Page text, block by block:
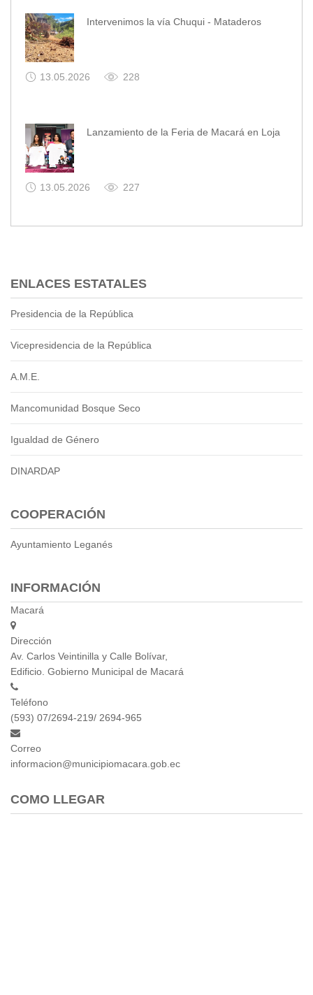
Intervenimos la vía Chuqui - Mataderos
13.05.2026 228
Lanzamiento de la Feria de Macará en Loja
13.05.2026 227
ENLACES ESTATALES
Presidencia de la República
Vicepresidencia de la República
A.M.E.
Mancomunidad Bosque Seco
Igualdad de Género
DINARDAP
COOPERACIÓN
Ayuntamiento Leganés
INFORMACIÓN
Macará
Dirección
Av. Carlos Veintinilla y Calle Bolívar,
Edificio. Gobierno Municipal de Macará
Teléfono
(593) 07/2694-219/ 2694-965
Correo
informacion@municipiomacara.gob.ec
COMO LLEGAR